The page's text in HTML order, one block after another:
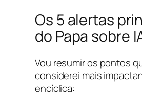
Os 5 alertas
do Papa sobre
Vou resumir os pontos
considerei mais
encíclica: